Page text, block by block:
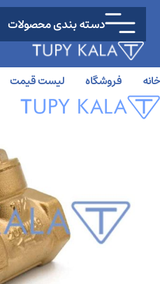
دسته بندی محصولات
خانه فروشگاه لیست قیمت